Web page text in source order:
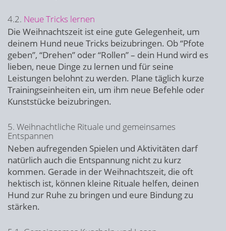
4.2. Neue Tricks lernen
Die Weihnachtszeit ist eine gute Gelegenheit, um
deinem Hund neue Tricks beizubringen. Ob “Pfote
geben”, “Drehen” oder “Rollen” – dein Hund wird es
lieben, neue Dinge zu lernen und für seine
Leistungen belohnt zu werden. Plane täglich kurze
Trainingseinheiten ein, um ihm neue Befehle oder
Kunststücke beizubringen.
5. Weihnachtliche Rituale und gemeinsames
Entspannen
Neben aufregenden Spielen und Aktivitäten darf
natürlich auch die Entspannung nicht zu kurz
kommen. Gerade in der Weihnachtszeit, die oft
hektisch ist, können kleine Rituale helfen, deinen
Hund zur Ruhe zu bringen und eure Bindung zu
stärken.